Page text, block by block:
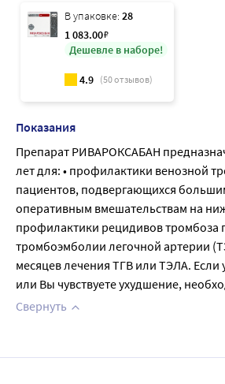
В упаковке: 28
1 083.00₽
Дешевле в наборе!
4.9 (50отзывов)
Показания
Препарат РИВАРОКСАБАН
лет для: • профилактики венозной
пациентов, подвергающихся
оперативным вмешательствам на
профилактики рецидивов тромбоза
тромбоэмболии легочной артерии
месяцев лечения ТГВ или ТЭЛА. Если
или Вы чувствуете ухудшение,
Свернуть